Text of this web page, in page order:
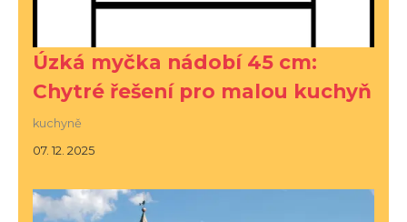
Úzká myčka nádobí 45 cm:
Chytré řešení pro malou kuchyň
kuchyně
07. 12. 2025